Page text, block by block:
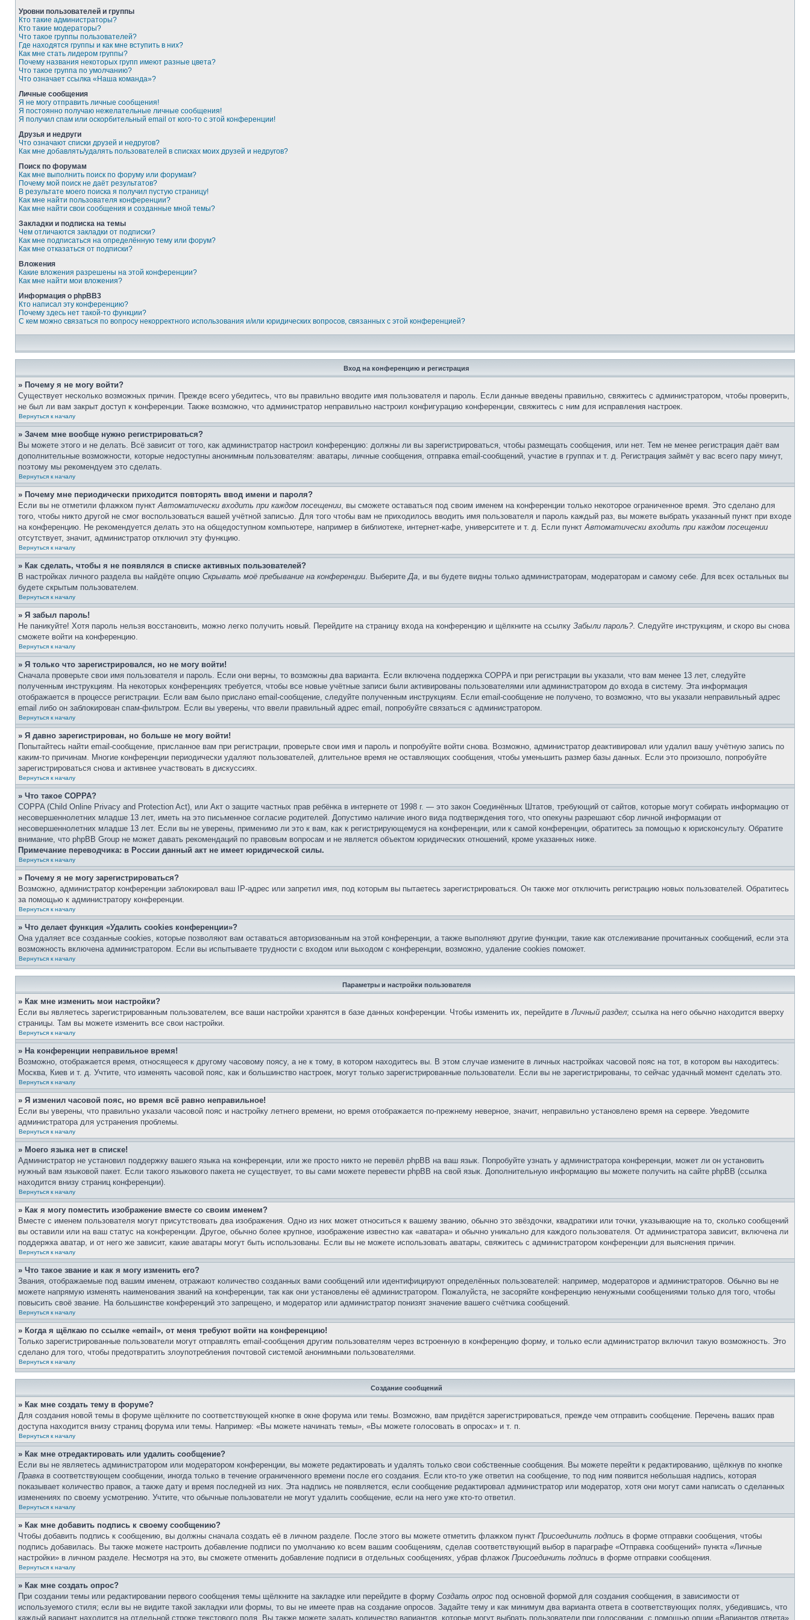
Уровни пользователей и группы
Кто такие администраторы?
Кто такие модераторы?
Что такое группы пользователей?
Где находятся группы и как мне вступить в них?
Как мне стать лидером группы?
Почему названия некоторых групп имеют разные цвета?
Что такое группа по умолчанию?
Что означает ссылка «Наша команда»?
Личные сообщения
Я не могу отправить личные сообщения!
Я постоянно получаю нежелательные личные сообщения!
Я получил спам или оскорбительный email от кого-то с этой конференции!
Друзья и недруги
Что означают списки друзей и недругов?
Как мне добавлять/удалять пользователей в списках моих друзей и недругов?
Поиск по форумам
Как мне выполнить поиск по форуму или форумам?
Почему мой поиск не даёт результатов?
В результате моего поиска я получил пустую страницу!
Как мне найти пользователя конференции?
Как мне найти свои сообщения и созданные мной темы?
Закладки и подписка на темы
Чем отличаются закладки от подписки?
Как мне подписаться на определённую тему или форум?
Как мне отказаться от подписки?
Вложения
Какие вложения разрешены на этой конференции?
Как мне найти мои вложения?
Информация о phpBB3
Кто написал эту конференцию?
Почему здесь нет такой-то функции?
С кем можно связаться по вопросу некорректного использования и/или юридических вопросов, связанных с этой конференцией?
Вход на конференцию и регистрация
» Почему я не могу войти?
Существует несколько возможных причин. Прежде всего убедитесь, что вы правильно вводите имя пользователя и пароль. Если данные введены правильно, свяжитесь с администратором, чтобы проверить,
не был ли вам закрыт доступ к конференции. Также возможно, что администратор неправильно настроил конфигурацию конференции, свяжитесь с ним для исправления настроек.
Вернуться к началу
» Зачем мне вообще нужно регистрироваться?
Вы можете этого и не делать. Всё зависит от того, как администратор настроил конференцию: должны ли вы зарегистрироваться, чтобы размещать сообщения, или нет. Тем не менее регистрация даёт вам
дополнительные возможности, которые недоступны анонимным пользователям: аватары, личные сообщения, отправка email-сообщений, участие в группах и т. д. Регистрация займёт у вас всего пару минут,
поэтому мы рекомендуем это сделать.
Вернуться к началу
» Почему мне периодически приходится повторять ввод имени и пароля?
Если вы не отметили флажком пунктАвтоматически входить при каждом посещении, вы сможете оставаться под своим именем на конференции только некоторое ограниченное время. Это сделано для
того, чтобы никто другой не смог воспользоваться вашей учётной записью. Для того чтобы вам не приходилось вводить имя пользователя и пароль каждый раз, вы можете выбрать указанный пункт при входе
на конференцию. Не рекомендуется делать это на общедоступном компьютере, например в библиотеке, интернет-кафе, университете и т. д. Если пунктАвтоматически входить при каждом посещении
отсутствует, значит, администратор отключил эту функцию.
Вернуться к началу
» Как сделать, чтобы я не появлялся в списке активных пользователей?
В настройках личного раздела вы найдёте опцию Скрывать моё пребывание на конференции. ВыберитеДа, и вы будете видны только администраторам, модераторам и самому себе. Для всех остальных вы
будете скрытым пользователем.
Вернуться к началу
» Я забыл пароль!
Не паникуйте! Хотя пароль нельзя восстановить, можно легко получить новый. Перейдите на страницу входа на конференцию и щёлкните на ссылку Забыли пароль?. Следуйте инструкциям, и скоро вы снова
сможете войти на конференцию.
Вернуться к началу
» Я только что зарегистрировался, но не могу войти!
Сначала проверьте свои имя пользователя и пароль. Если они верны, то возможны два варианта. Если включена поддержка COPPA и при регистрации вы указали, что вам менее 13 лет, следуйте
полученным инструкциям. На некоторых конференциях требуется, чтобы все новые учётные записи были активированы пользователями или администратором до входа в систему. Эта информация
отображается в процессе регистрации. Если вам было прислано email-сообщение, следуйте полученным инструкциям. Если email-сообщение не получено, то возможно, что вы указали неправильный адрес
email либо он заблокирован спам-фильтром. Если вы уверены, что ввели правильный адрес email, попробуйте связаться с администратором.
Вернуться к началу
» Я давно зарегистрирован, но больше не могу войти!
Попытайтесь найти email-сообщение, присланное вам при регистрации, проверьте свои имя и пароль и попробуйте войти снова. Возможно, администратор деактивировал или удалил вашу учётную запись по
каким-то причинам. Многие конференции периодически удаляют пользователей, длительное время не оставляющих сообщения, чтобы уменьшить размер базы данных. Если это произошло, попробуйте
зарегистрироваться снова и активнее участвовать в дискуссиях.
Вернуться к началу
» Что такое COPPA?
COPPA (Child Online Privacy and Protection Act), или Акт о защите частных прав ребёнка в интернете от 1998 г. — это закон Соединённых Штатов, требующий от сайтов, которые могут собирать информацию от
несовершеннолетних младше 13 лет, иметь на это письменное согласие родителей. Допустимо наличие иного вида подтверждения того, что опекуны разрешают сбор личной информации от
несовершеннолетних младше 13 лет. Если вы не уверены, применимо ли это к вам, как к регистрирующемуся на конференции, или к самой конференции, обратитесь за помощью к юрисконсульту. Обратите
внимание, что phpBB Group не может давать рекомендаций по правовым вопросам и не является объектом юридических отношений, кроме указанных ниже.
Примечание переводчика: в России данный акт не имеет юридической силы.
Вернуться к началу
» Почему я не могу зарегистрироваться?
Возможно, администратор конференции заблокировал ваш IP-адрес или запретил имя, под которым вы пытаетесь зарегистрироваться. Он также мог отключить регистрацию новых пользователей. Обратитесь
за помощью к администратору конференции.
Вернуться к началу
» Что делает функция «Удалить cookies конференции»?
Она удаляет все созданные cookies, которые позволяют вам оставаться авторизованным на этой конференции, а также выполняют другие функции, такие как отслеживание прочитанных сообщений, если эта
возможность включена администратором. Если вы испытываете трудности с входом или выходом с конференции, возможно, удаление cookies поможет.
Вернуться к началу
Параметры и настройки пользователя
» Как мне изменить мои настройки?
Если вы являетесь зарегистрированным пользователем, все ваши настройки хранятся в базе данных конференции. Чтобы изменить их, перейдите вЛичный раздел; ссылка на него обычно находится вверху
страницы. Там вы можете изменить все свои настройки.
Вернуться к началу
» На конференции неправильное время!
Возможно, отображается время, относящееся к другому часовому поясу, а не к тому, в котором находитесь вы. В этом случае измените в личных настройках часовой пояс на тот, в котором вы находитесь:
Москва, Киев и т. д. Учтите, что изменять часовой пояс, как и большинство настроек, могут только зарегистрированные пользователи. Если вы не зарегистрированы, то сейчас удачный момент сделать это.
Вернуться к началу
» Я изменил часовой пояс, но время всё равно неправильное!
Если вы уверены, что правильно указали часовой пояс и настройку летнего времени, но время отображается по-прежнему неверное, значит, неправильно установлено время на сервере. Уведомите
администратора для устранения проблемы.
Вернуться к началу
» Моего языка нет в списке!
Администратор не установил поддержку вашего языка на конференции, или же просто никто не перевёл phpBB на ваш язык. Попробуйте узнать у администратора конференции, может ли он установить
нужный вам языковой пакет. Если такого языкового пакета не существует, то вы сами можете перевести phpBB на свой язык. Дополнительную информацию вы можете получить на сайте phpBB (ссылка
находится внизу страниц конференции).
Вернуться к началу
» Как я могу поместить изображение вместе со своим именем?
Вместе с именем пользователя могут присутствовать два изображения. Одно из них может относиться к вашему званию, обычно это звёздочки, квадратики или точки, указывающие на то, сколько сообщений
вы оставили или на ваш статус на конференции. Другое, обычно более крупное, изображение известно как «аватара» и обычно уникально для каждого пользователя. От администратора зависит, включена ли
поддержка аватар, и от него же зависит, какие аватары могут быть использованы. Если вы не можете использовать аватары, свяжитесь с администратором конференции для выяснения причин.
Вернуться к началу
» Что такое звание и как я могу изменить его?
Звания, отображаемые под вашим именем, отражают количество созданных вами сообщений или идентифицируют определённых пользователей: например, модераторов и администраторов. Обычно вы не
можете напрямую изменять наименования званий на конференции, так как они установлены её администратором. Пожалуйста, не засоряйте конференцию ненужными сообщениями только для того, чтобы
повысить своё звание. На большинстве конференций это запрещено, и модератор или администратор понизят значение вашего счётчика сообщений.
Вернуться к началу
» Когда я щёлкаю по ссылке «email», от меня требуют войти на конференцию!
Только зарегистрированные пользователи могут отправлять email-сообщения другим пользователям через встроенную в конференцию форму, и только если администратор включил такую возможность. Это
сделано для того, чтобы предотвратить злоупотребления почтовой системой анонимными пользователями.
Вернуться к началу
Создание сообщений
» Как мне создать тему в форуме?
Для создания новой темы в форуме щёлкните по соответствующей кнопке в окне форума или темы. Возможно, вам придётся зарегистрироваться, прежде чем отправить сообщение. Перечень ваших прав
доступа находится внизу страниц форума или темы. Например: «Вы можете начинать темы», «Вы можете голосовать в опросах» и т. п.
Вернуться к началу
» Как мне отредактировать или удалить сообщение?
Если вы не являетесь администратором или модератором конференции, вы можете редактировать и удалять только свои собственные сообщения. Вы можете перейти к редактированию, щёлкнув по кнопке
Правка в соответствующем сообщении, иногда только в течение ограниченного времени после его создания. Если кто-то уже ответил на сообщение, то под ним появится небольшая надпись, которая
показывает количество правок, а также дату и время последней из них. Эта надпись не появляется, если сообщение редактировал администратор или модератор, хотя они могут сами написать о сделанных
изменениях по своему усмотрению. Учтите, что обычные пользователи не могут удалить сообщение, если на него уже кто-то ответил.
Вернуться к началу
» Как мне добавить подпись к своему сообщению?
Чтобы добавить подпись к сообщению, вы должны сначала создать её в личном разделе. После этого вы можете отметить флажком пункт Присоединить подпись в форме отправки сообщения, чтобы
подпись добавилась. Вы также можете настроить добавление подписи по умолчанию ко всем вашим сообщениям, сделав соответствующий выбор в параграфе «Отправка сообщений» пункта «Личные
настройки» в личном разделе. Несмотря на это, вы сможете отменить добавление подписи в отдельных сообщениях, убрав флажок Присоединить подпись в форме отправки сообщения.
Вернуться к началу
» Как мне создать опрос?
При создании темы или редактировании первого сообщения темы щёлкните на закладке или перейдите в форму Создать опрос под основной формой для создания сообщения, в зависимости от
используемого стиля; если вы не видите такой закладки или формы, то вы не имеете прав на создание опросов. Задайте тему и как минимум два варианта ответа в соответствующих полях, убедившись, что
каждый вариант находится на отдельной строке текстового поля. Вы также можете задать количество вариантов, которые могут выбрать пользователи при голосовании, с помощью опции «Вариантов ответа»,